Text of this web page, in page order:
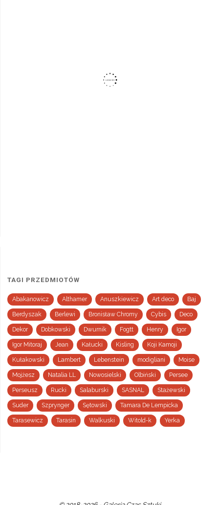
TAGI PRZEDMIOTÓW
Abakanowicz Althamer Anuszkiewicz Art deco Baj
Berdyszak Berlewi Bronisław Chromy Cybis Deco
Dekor Dobkowski Dwurnik Fogtt Henry Igor
Igor Mitoraj Jean Kałucki Kisling Koji Kamoji
Kułakowski Lambert Lebenstein modigliani Moise
Mojżesz Natalia LL Nowosielski Olbiński Persee
Perseusz Rucki Salaburski SASNAL Stażewski
Suder Szprynger Sętowski Tamara De Lempicka
Tarasewicz Tarasin Walkuski Witold-k Yerka